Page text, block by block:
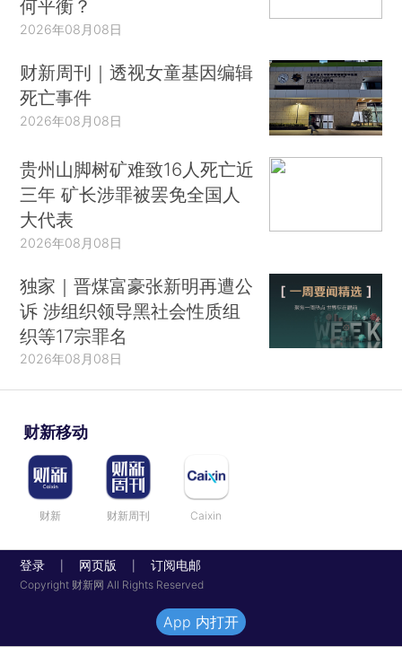
何平衡？
2026年08月08日
财新周刊｜透视女童基因编辑
死亡事件
2026年08月08日
贵州山脚树矿难致16人死亡近
三年 矿长涉罪被罢免全国人
大代表
2026年08月08日
独家｜晋煤富豪张新明再遭公
诉 涉组织领导黑社会性质组
织等17宗罪名
2026年08月08日
财新移动
财新 财新周刊 Caixin
登录 网页版 订阅电邮
Copyright 财新网 All Rights Reserved
App 内打开